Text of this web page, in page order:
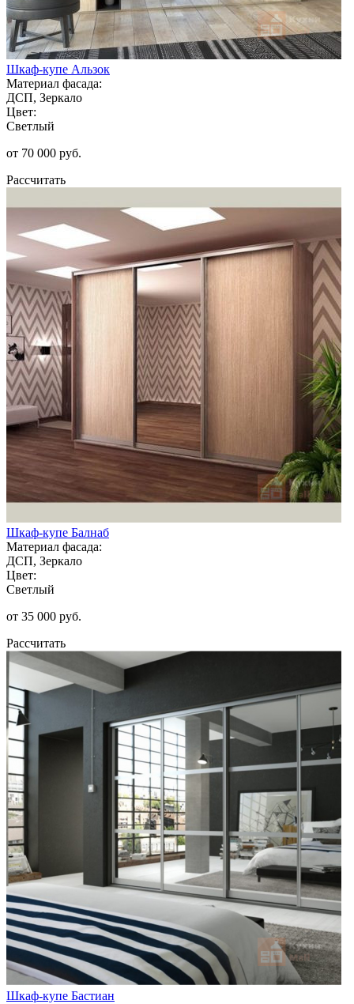
Шкаф-купе Альзок
Материал фасада:
ДСП, Зеркало
Цвет:
Светлый
от 70 000 руб.
Рассчитать
Шкаф-купе Балнаб
Материал фасада:
ДСП, Зеркало
Цвет:
Светлый
от 35 000 руб.
Рассчитать
Шкаф-купе Бастиан